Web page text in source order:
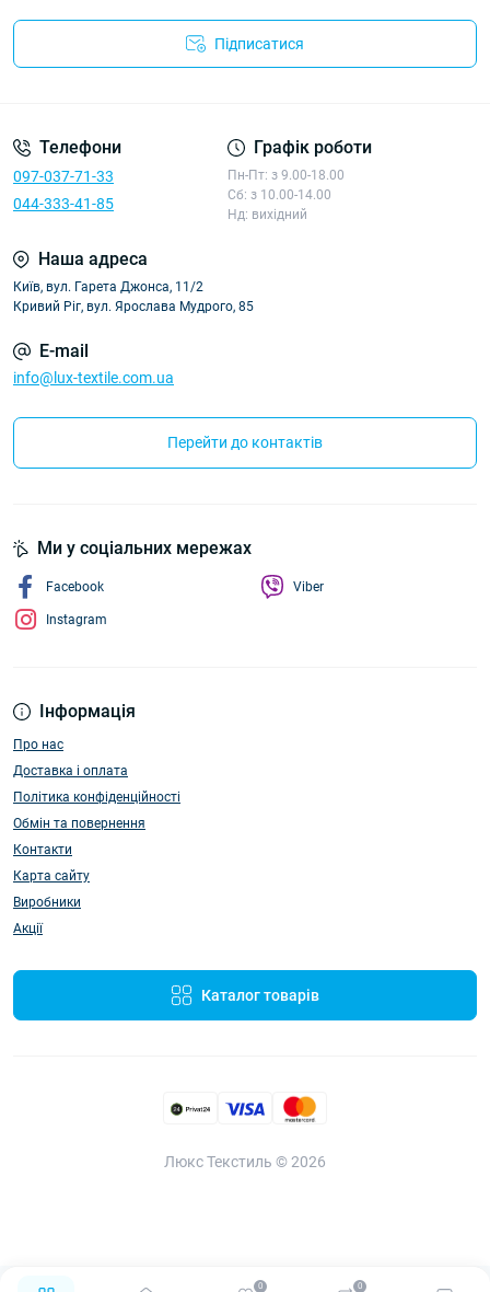
0 0
Підписатися
Телефони
097-037-71-33
044-333-41-85
Графік роботи
Пн-Пт: з 9.00-18.00
Сб: з 10.00-14.00
Нд: вихідний
Наша адреса
Київ, вул. Гарета Джонса, 11/2
Кривий Ріг, вул. Ярослава Мудрого, 85
E-mail
info@lux-textile.com.ua
Перейти до контактів
Інформація
Про нас
Доставка і оплата
Політика конфіденційності
Обмін та повернення
Контакти
Карта сайту
Виробники
Акції
Каталог товарів
Ми у соціальних мережах
Facebook
Instagram
Viber
Люкс Текстиль © 2026